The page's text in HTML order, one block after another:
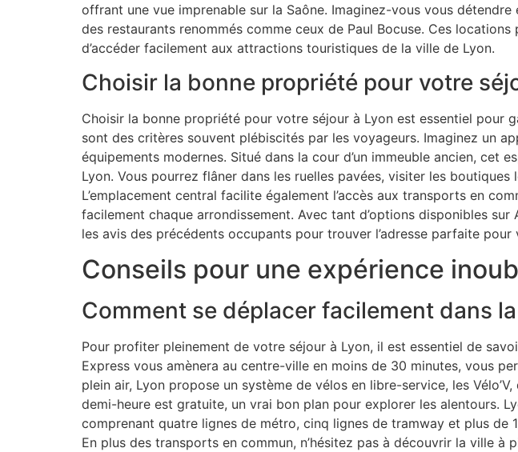
offrant une vue imprenable sur la Saône. Imaginez-vous vous
des restaurants renommés comme ceux de Paul Bocuse. Ces
d’accéder facilement aux attractions touristiques de la ville de Lyon.
Choisir la bonne propriété pour votre
Choisir la bonne propriété pour votre séjour à Lyon est essentiel
sont des critères souvent plébiscités par les voyageurs. Imaginez un
équipements modernes. Situé dans la cour d’un immeuble ancien,
Lyon. Vous pourrez flâner dans les ruelles pavées, visiter les
L’emplacement central facilite également l’accès aux transports en
facilement chaque arrondissement. Avec tant d’options disponibles
les avis des précédents occupants pour trouver l’adresse parfaite pour
Conseils pour une expérience
Comment se déplacer facilement dans
Pour profiter pleinement de votre séjour à Lyon, il est essentiel de
Express vous amènera au centre-ville en moins de 30 minutes, vous
plein air, Lyon propose un système de vélos en libre-service, les
demi-heure est gratuite, un vrai bon plan pour explorer les alentours.
comprenant quatre lignes de métro, cinq lignes de tramway et plus
En plus des transports en commun, n’hésitez pas à découvrir la ville à